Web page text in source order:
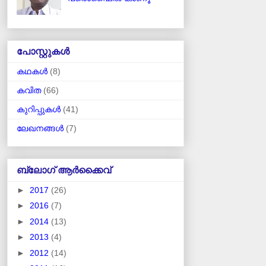
പോസ്റ്റുകള്‍
കഥകള്‍ (8)
കവിത (66)
കുറിപ്പുകള്‍ (41)
ലേഖനങ്ങള്‍ (7)
ബ്ലോഗ് ആര്‍ക്കൈവ്
► 2017 (26)
► 2016 (7)
► 2014 (13)
► 2013 (4)
► 2012 (14)